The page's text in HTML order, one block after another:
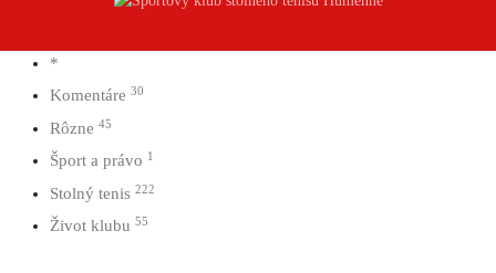
*
Komentáre 30
Rôzne 45
Šport a právo 1
Stolný tenis 222
Život klubu 55